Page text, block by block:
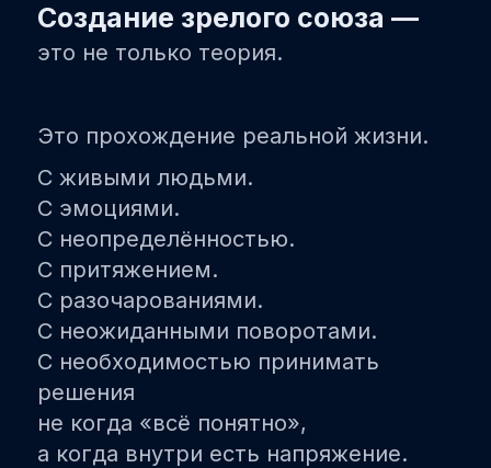
Создание зрелого союза —
это не только теория.
Это прохождение реальной жизни.
С живыми людьми.
С эмоциями.
С неопределённостью.
С притяжением.
С разочарованиями.
С неожиданными поворотами.
С необходимостью принимать
решения
не когда «всё понятно»,
а когда внутри есть напряжение.